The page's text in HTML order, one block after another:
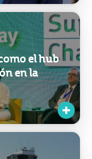
de
el hub